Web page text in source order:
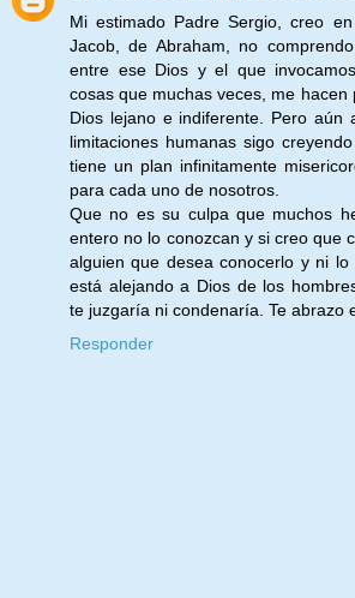
Mi estimado Padre Sergio, creo
Jacob, de Abraham, no
entre ese Dios y el que
cosas que muchas veces, me hacen
Dios lejano e indiferente. Pero aún
limitaciones humanas sigo
tiene un plan infinitamente
para cada uno de nosotros.
Que no es su culpa que muchos
entero no lo conozcan y si creo que
alguien que desea conocerlo y ni
está alejando a Dios de los
te juzgaría ni condenaría. Te abrazo
Responder